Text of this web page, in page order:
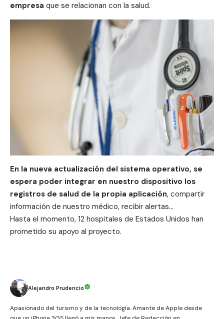
empresa que se relacionan con la salud.
En la nueva actualización del sistema operativo, se
espera poder integrar en nuestro dispositivo los
registros de salud de la propia aplicación, compartir
información de nuestro médico, recibir alertas…
Hasta el momento, 12 hospitales de Estados Unidos han
prometido su apoyo al proyecto.
Alejandro Prudencio
Apasionado del turismo y de la tecnología. Amante de Apple desde